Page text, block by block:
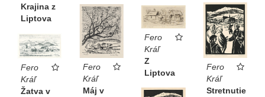
Krajina z
Liptova
Fero
Kráľ
Stretnutie
Fero
Kráľ
Máj v
Fero
Kráľ
Z
Liptova
Fero
Kráľ
Žatva v